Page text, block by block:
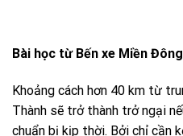
Bài học từ Bến xe Miền
Khoảng cách hơn 40 km từ
Thành sẽ trở thành trở ngại
chuẩn bị kịp thời. Bởi chỉ cần